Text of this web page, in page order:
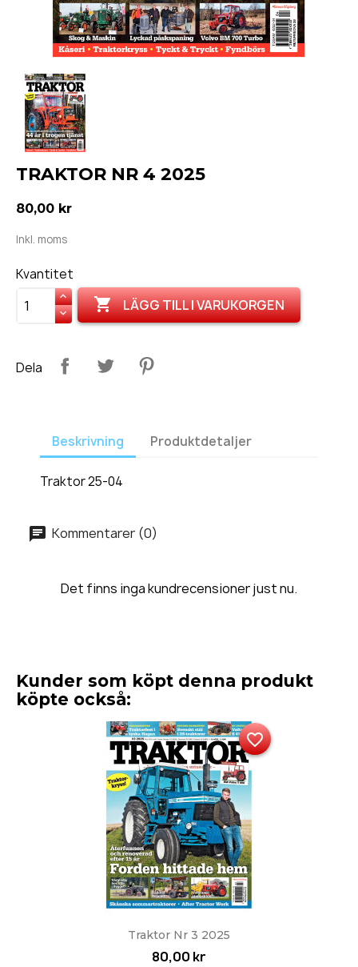
TRAKTOR NR 4 2025
80,00 kr
Inkl. moms
Kvantitet
 LÄGG TILL I VARUKORGEN
Dela
Beskrivning Produktdetaljer
Traktor 25-04
Kommentarer (0)
Det finns inga kundrecensioner just nu.
Kunder som köpt denna produkt
köpte också:
Traktor Nr 3 2025
80,00 kr
favorite_border